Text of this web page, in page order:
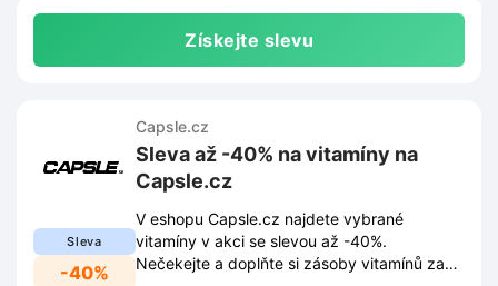
Získejte slevu
Sleva
-40%
Capsle.cz
Sleva až -40% na vitamíny na
Capsle.cz
V eshopu Capsle.cz najdete vybrané
vitamíny v akci se slevou až -40%.
Nečekejte a doplňte si zásoby vitamínů za